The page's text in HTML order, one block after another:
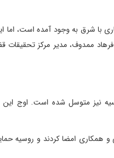
با شرق به وجود آمده است، اما
ممدوف، مدیر مرکز تحقیقات
نیز متوسل شده است. اوج
تعدادی توافقنامه تجاری و همکاری امضا کردند و